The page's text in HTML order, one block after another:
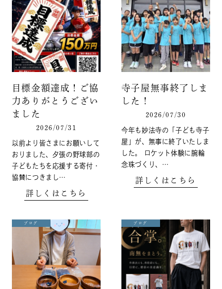
目標金額達成！ご協
力ありがとうござい
ました
2026/07/31
以前より皆さまにお願いして
おりました、夕張の野球部の
子どもたちを応援する寄付・
協賛につきまし…
詳しくはこちら
寺子屋無事終了しま
した！
2026/07/30
今年も妙法寺の「子ども寺子
屋」が、無事に終了いたしま
した。 ロケット体験に腕輪
念珠づくり、…
詳しくはこちら
ブログ ブログ